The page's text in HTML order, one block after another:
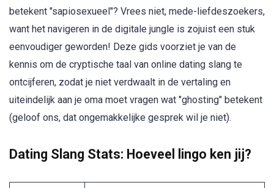
betekent "sapiosexueel"? Vrees niet, mede-liefdeszoekers,
want het navigeren in de digitale jungle is zojuist een stuk
eenvoudiger geworden! Deze gids voorziet je van de
kennis om de cryptische taal van online dating slang te
ontcijferen, zodat je niet verdwaalt in de vertaling en
uiteindelijk aan je oma moet vragen wat "ghosting" betekent
(geloof ons, dat ongemakkelijke gesprek wil je niet).
Dating Slang Stats: Hoeveel lingo ken jij?